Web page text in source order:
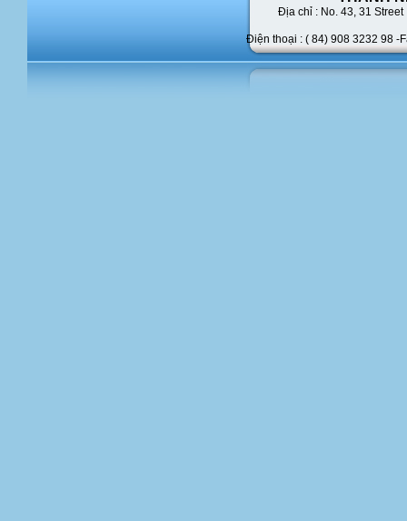
Địa chỉ : No. 43, 31 Street
Điện thoại : ( 84) 908 3232 98 -